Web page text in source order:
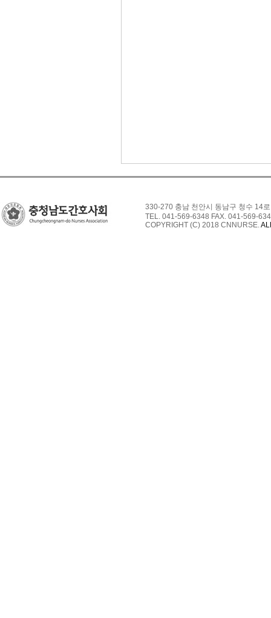
330-270 충남 천안시 동남구 청수 14
TEL. 041-569-6348 FAX. 041-569-
COPYRIGHT (C) 2018 CNNURSE.